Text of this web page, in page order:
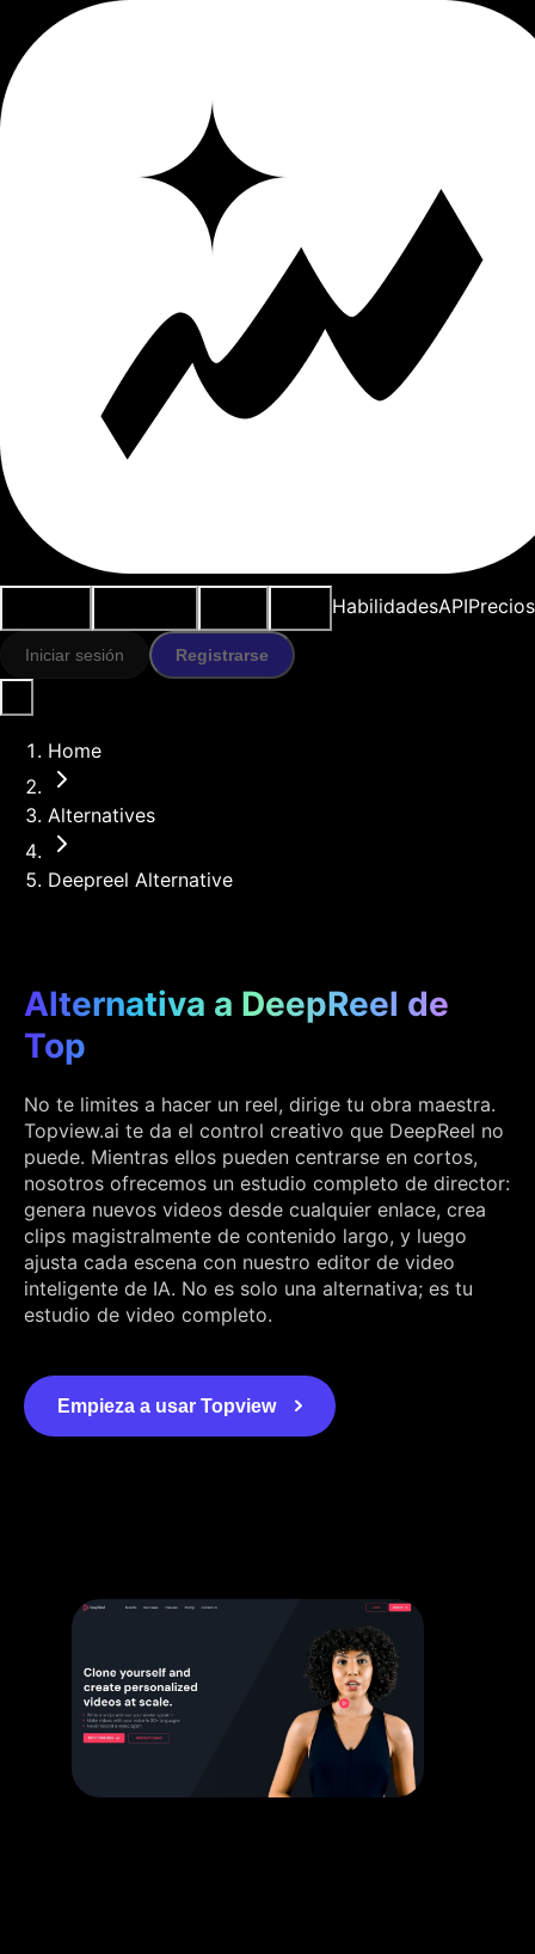
HabilidadesAPIPrecios
Iniciar sesión Registrarse
Home
Alternatives
Deepreel Alternative
Alternativa a DeepReel de
Top
No te limites a hacer un reel, dirige tu obra maestra.
Topview.ai te da el control creativo que DeepReel no
puede. Mientras ellos pueden centrarse en cortos,
nosotros ofrecemos un estudio completo de director:
genera nuevos videos desde cualquier enlace, crea
clips magistralmente de contenido largo, y luego
ajusta cada escena con nuestro editor de video
inteligente de IA. No es solo una alternativa; es tu
estudio de video completo.
Empieza a usar Topview